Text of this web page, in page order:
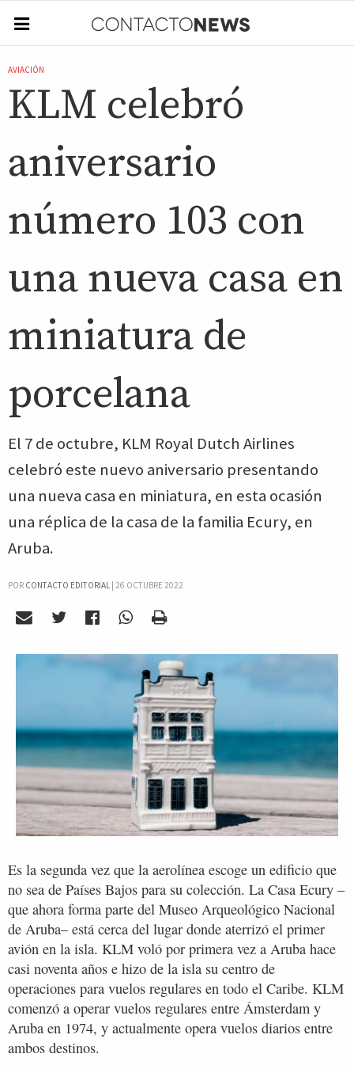
AVIACIÓN
KLM celebró
aniversario
número 103 con
una nueva casa en
miniatura de
porcelana
El 7 de octubre, KLM Royal Dutch Airlines
celebró este nuevo aniversario presentando
una nueva casa en miniatura, en esta ocasión
una réplica de la casa de la familia Ecury, en
Aruba.
POR CONTACTO EDITORIAL| 26 OCTUBRE 2022
Es la segunda vez que la aerolínea escoge un edificio que
no sea de Países Bajos para su colección. La Casa Ecury –
que ahora forma parte del Museo Arqueológico Nacional
de Aruba– está cerca del lugar donde aterrizó el primer
avión en la isla. KLM voló por primera vez a Aruba hace
casi noventa años e hizo de la isla su centro de
operaciones para vuelos regulares en todo el Caribe. KLM
comenzó a operar vuelos regulares entre Ámsterdam y
Aruba en 1974, y actualmente opera vuelos diarios entre
ambos destinos.